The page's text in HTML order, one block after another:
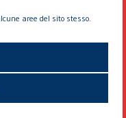
aree del sito stesso.